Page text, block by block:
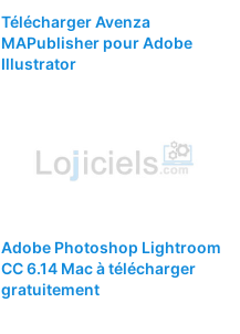
Télécharger Avenza
MAPublisher pour Adobe
Illustrator
Adobe Photoshop Lightroom
CC 6.14 Mac à télécharger
gratuitement